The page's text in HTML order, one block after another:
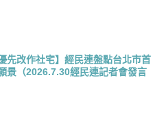
先改作社宅】經民連盤點台北市首
景（2026.7.30經民連記者會發言